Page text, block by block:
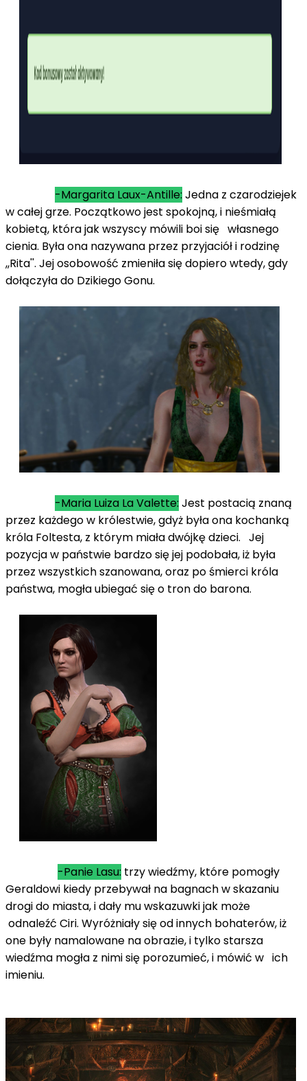
-Margarita Laux-Antille: Jedna z czarodziejek
w całej grze. Początkowo jest spokojną, i nieśmiałą
kobietą, która jak wszyscy mówili boi się własnego
cienia. Była ona nazywana przez przyjaciół i rodzinę
,,Rita''. Jej osobowość zmieniła się dopiero wtedy, gdy
dołączyła do Dzikiego Gonu.
-Maria Luiza La Valette: Jest postacią znaną
przez każdego w królestwie, gdyż była ona kochanką
króla Foltesta, z którym miała dwójkę dzieci. Jej
pozycja w państwie bardzo się jej podobała, iż była
przez wszystkich szanowana, oraz po śmierci króla
państwa, mogła ubiegać się o tron do barona.
-Panie Lasu: trzy wiedźmy, które pomogły
Geraldowi kiedy przebywał na bagnach w skazaniu
drogi do miasta, i dały mu wskazuwki jak może
odnaleźć Ciri. Wyróżniały się od innych bohaterów, iż
one były namalowane na obrazie, i tylko starsza
wiedźma mogła z nimi się porozumieć, i mówić w ich
imieniu.